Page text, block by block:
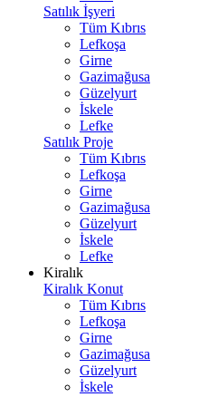
Satılık İşyeri
Tüm Kıbrıs
Lefkoşa
Girne
Gazimağusa
Güzelyurt
İskele
Lefke
Satılık Proje
Tüm Kıbrıs
Lefkoşa
Girne
Gazimağusa
Güzelyurt
İskele
Lefke
Kiralık
Kiralık Konut
Tüm Kıbrıs
Lefkoşa
Girne
Gazimağusa
Güzelyurt
İskele